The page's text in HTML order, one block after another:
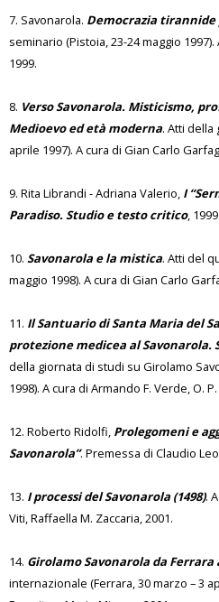
7. Savonarola. Democrazia tirannide
seminario (Pistoia, 23-24 maggio
1999.
8. Verso Savonarola. Misticismo,
Medioevo ed età moderna. Atti della
aprile 1997). A cura di Gian Carlo
9. Rita Librandi - Adriana Valerio, I
Paradiso. Studio e testo critico, 1999.
10. Savonarola e la mistica. Atti del
maggio 1998). A cura di Gian Carlo
11. Il Santuario di Santa Maria del
protezione medicea al Savonarola.
della giornata di studi su Girolamo
1998). A cura di Armando F. Verde, O.
12. Roberto Ridolfi, Prolegomeni e
Savonarola”. Premessa di Claudio
13. I processi del Savonarola (1498).
Viti, Raffaella M. Zaccaria, 2001.
14. Girolamo Savonarola da Ferrara
internazionale (Ferrara, 30 marzo – 3